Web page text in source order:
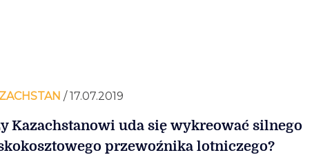
/ 17.07.2019
Kazachstanowi uda się wykreować silnego
przewoźnika lotniczego?